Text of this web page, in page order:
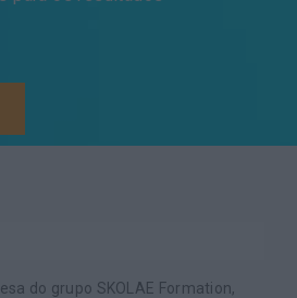
do grupo SKOLAE Formation,